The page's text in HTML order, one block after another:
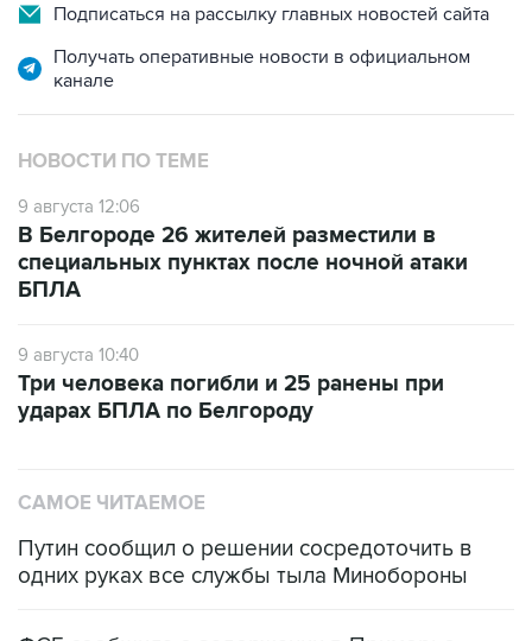
Подписаться на рассылку главных новостей сайта
Получать оперативные новости в официальном
канале
НОВОСТИ ПО ТЕМЕ
9 августа 12:06
В Белгороде 26 жителей разместили в
специальных пунктах после ночной атаки
БПЛА
9 августа 10:40
Три человека погибли и 25 ранены при
ударах БПЛА по Белгороду
САМОЕ ЧИТАЕМОЕ
Путин сообщил о решении сосредоточить в
одних руках все службы тыла Минобороны